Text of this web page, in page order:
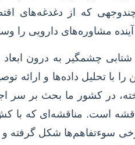
که از دغدغه‌های
آینده مشاوره‌های دارویی
چشمگیر به درون ابعاد
را با تحلیل داده‌ها و
در کشور ما بحث بر سر
است. مناقشه‌ای که با
سوءتفاهم‌ها شکل گرفته و